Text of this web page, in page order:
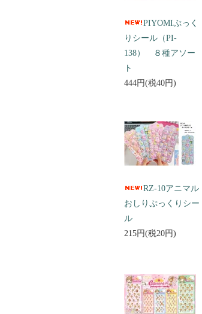
PIYOMIぷっく
りシール（PI-
138） ８種アソー
ト
444円(税40円)
RZ-10アニマル
おしりぷっくりシー
ル
215円(税20円)